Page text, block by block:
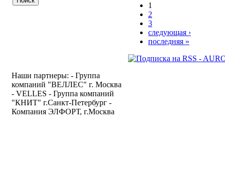
1
2
3
следующая ›
последняя »
Наши партнеры: - Группа
компаний "ВЕЛЛЕС" г. Москва
- VELLES - Группа компаний
"КНИТ" г.Санкт-Петербург -
Компания ЭЛФОРТ, г.Москва